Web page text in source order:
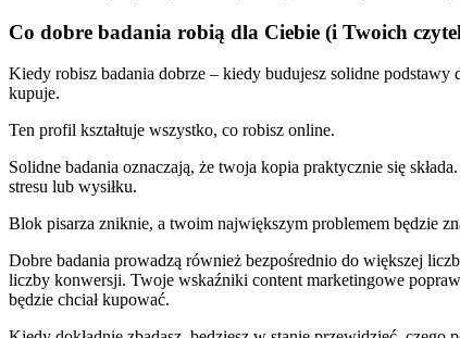
Co dobre badania robią dla Ciebie (i Twoich
Kiedy robisz badania dobrze – kiedy budujesz solidne
kupuje.
Ten profil kształtuje wszystko, co robisz online.
Solidne badania oznaczają, że twoja kopia praktycznie się
stresu lub wysiłku.
Blok pisarza zniknie, a twoim największym problemem będzie
Dobre badania prowadzą również bezpośrednio do większej
liczby konwersji. Twoje wskaźniki content marketingowe
będzie chciał kupować.